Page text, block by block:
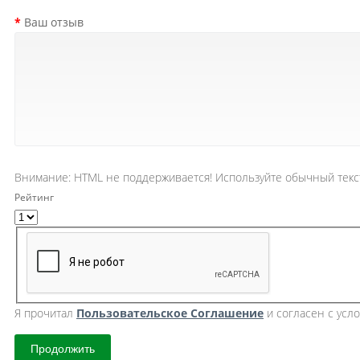
Ваш отзыв
Внимание: HTML не поддерживается! Используйте обычный
Рейтинг
Я прочитал Пользовательское Cоглашение и согласен с
Продолжить